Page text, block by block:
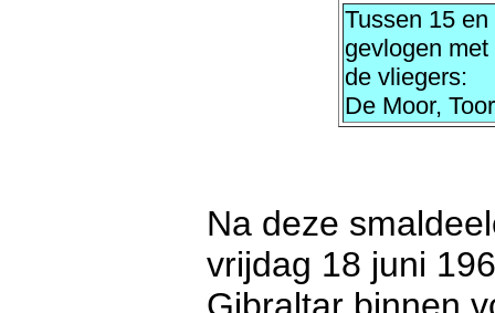
Tussen 15
gevlogen
de vliegers:
De Moor,
Na deze
vrijdag 18 juni